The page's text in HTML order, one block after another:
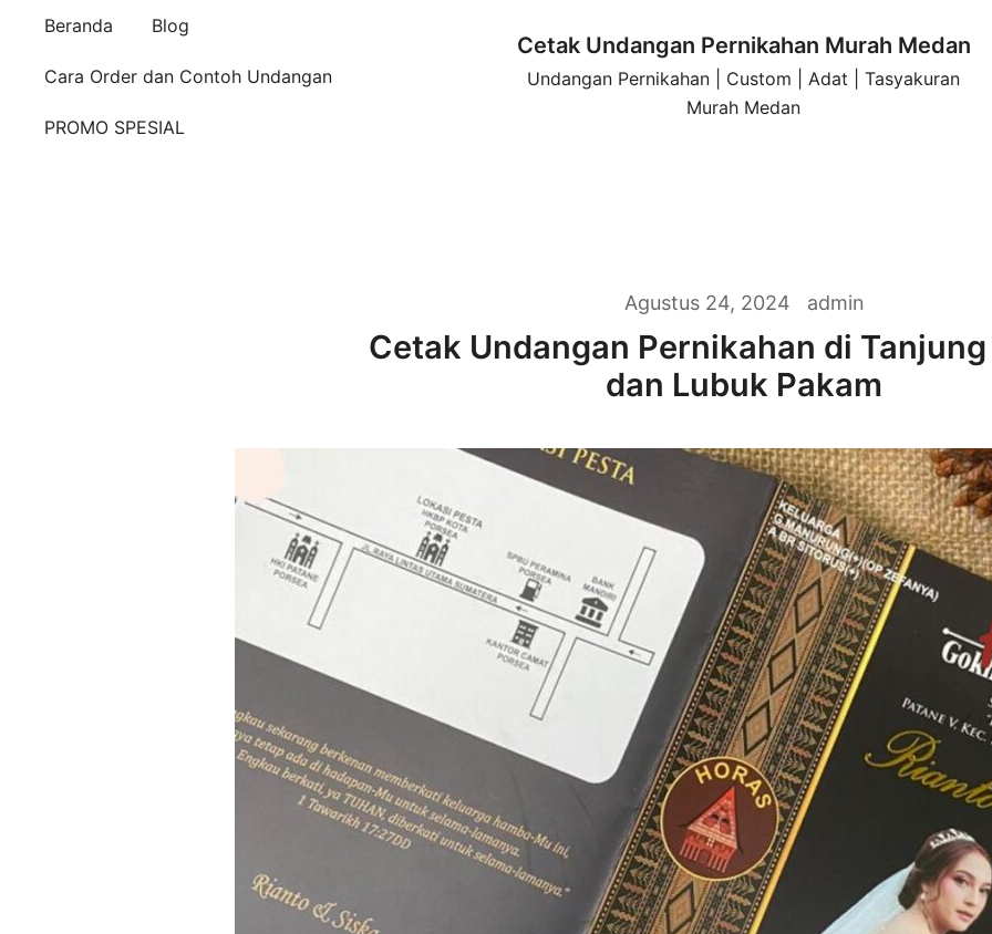
Beranda Blog
Cara Order dan Contoh Undangan
PROMO SPESIAL
Cetak Undangan Pernikahan Murah Medan
Undangan Pernikahan | Custom | Adat | Tasyakuran
Murah Medan
Agustus 24, 2024 admin
Cetak Undangan Pernikahan di
dan Lubuk Pakam